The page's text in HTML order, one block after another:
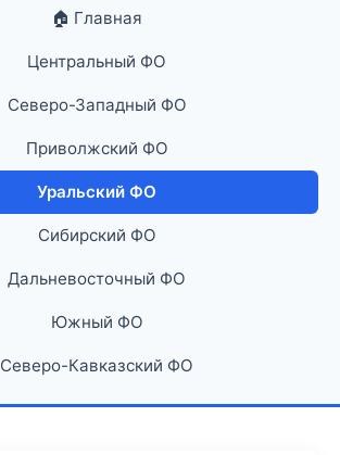
🏠 Главная
Центральный ФО
Северо-Западный ФО
Приволжский ФО
Уральский ФО
Сибирский ФО
Дальневосточный ФО
Южный ФО
Северо-Кавказский ФО